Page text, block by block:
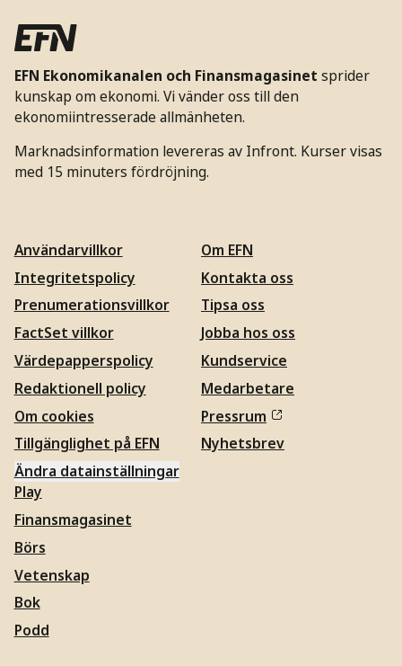
EFN Ekonomikanalen och Finansmagasinet sprider
kunskap om ekonomi. Vi vänder oss till den
ekonomiintresserade allmänheten.
Marknadsinformation levereras av Infront. Kurser visas
med 15 minuters fördröjning.
Användarvillkor
Integritetspolicy
Prenumerationsvillkor
FactSet villkor
Värdepapperspolicy
Redaktionell policy
Om cookies
Tillgänglighet på EFN
Ändra datainställningar
Om EFN
Kontakta oss
Tipsa oss
Jobba hos oss
Kundservice
Medarbetare
Pressrum
Nyhetsbrev
Play
Finansmagasinet
Börs
Vetenskap
Bok
Podd